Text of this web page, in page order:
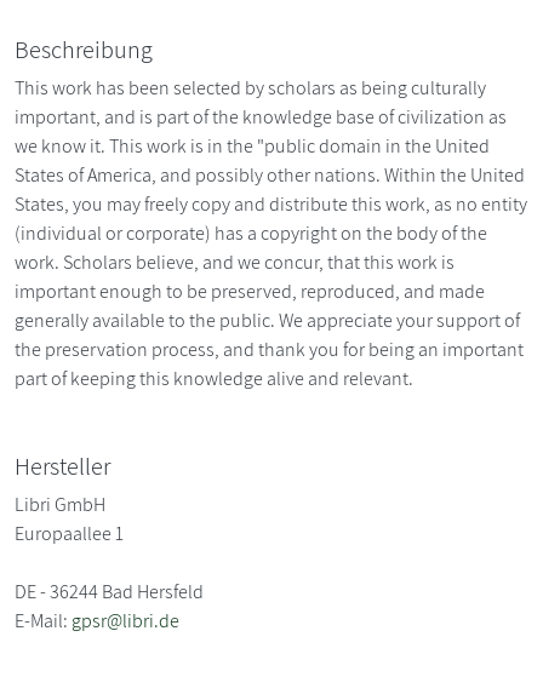
Beschreibung
This work has been selected by scholars as being culturally
important, and is part of the knowledge base of civilization as
we know it. This work is in the "public domain in the United
States of America, and possibly other nations. Within the United
States, you may freely copy and distribute this work, as no entity
(individual or corporate) has a copyright on the body of the
work. Scholars believe, and we concur, that this work is
important enough to be preserved, reproduced, and made
generally available to the public. We appreciate your support of
the preservation process, and thank you for being an important
part of keeping this knowledge alive and relevant.
Hersteller
Libri GmbH
Europaallee 1
DE - 36244 Bad Hersfeld
E-Mail: gpsr@libri.de